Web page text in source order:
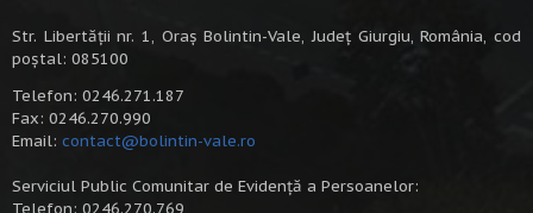
Str. Libertății nr. 1, Oraș Bolintin-Vale, Județ Giurgiu, România, cod
poștal: 085100
Telefon: 0246.271.187
Fax: 0246.270.990
Email: contact@bolintin-vale.ro
Serviciul Public Comunitar de Evidență a Persoanelor: